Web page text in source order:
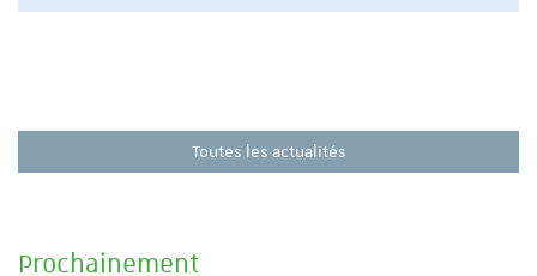
Toutes les actualités
Prochainement